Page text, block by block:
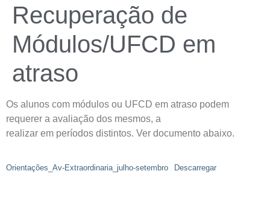
Recuperação de
Módulos/UFCD em
atraso
Os alunos com módulos ou UFCD em atraso podem
requerer a avaliação dos mesmos, a
realizar em períodos distintos. Ver documento abaixo.
Orientações_Av-Extraordinaria_julho-setembro Descarregar